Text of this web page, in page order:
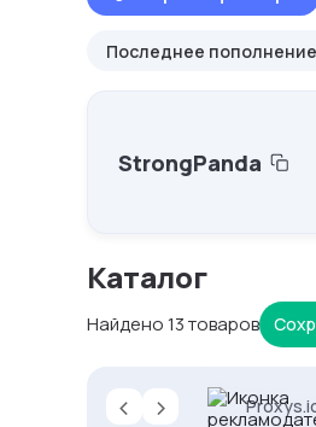
Последнее
StrongPanda
Каталог
Найдено 13 товаров
‹ › -35% на